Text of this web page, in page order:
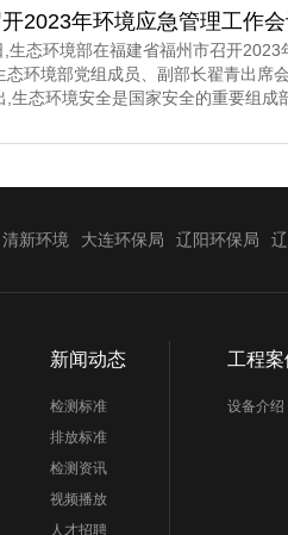
2023年环境应急管理工作会
态环境部在福建省福州市召开2023
态环境部党组成员、副部长翟青出席
态环境安全是国家安全的重要组成
的重要保障。习近平总书记高度重视
指示批示,为做好环境应急管理工作、
清新环境 大连环保局 辽阳环保局
新闻动态
检测标准
排放标准
检测资讯
视频播放
人才招聘
工程案
设备介绍